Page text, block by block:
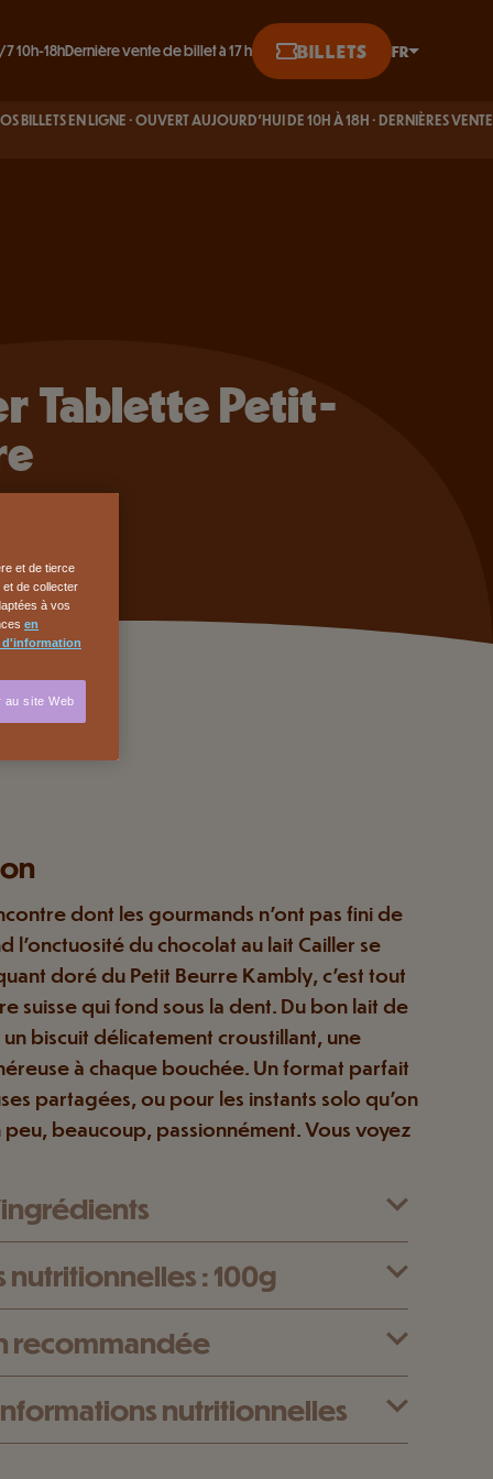
10h-18hDernière vente de billet à 17 h BILLETS FR
English
EN LIGNE · OUVERT AUJOURD’HUI DE 10H À 18H · DERNIÈRES VENTES À
ACHETER EN LIGNE
Tablette Petit-
dont les gourmands n'ont pas fini de
l’onctuosité du chocolat au lait Cailler se
doré du Petit Beurre Kambly, c’est tout
suisse qui fond sous la dent. Du bon lait de
biscuit délicatement croustillant, une
à chaque bouchée. Un format parfait
partagées, ou pour les instants solo qu’on
beaucoup, passionnément. Vous voyez
nutritionnelles : 100g
recommandée
nutritionnelles
et de tierce
et de collecter
à vos
en
d'information
site Web